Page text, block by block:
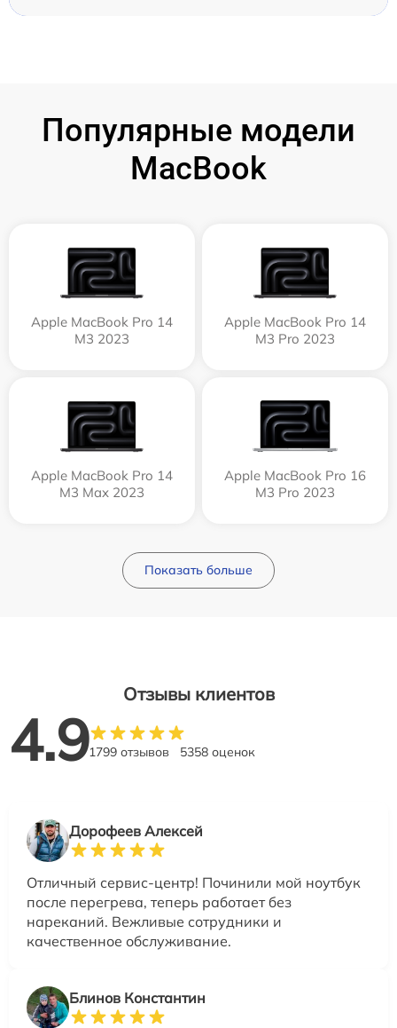
Популярные модели
MacBook
Apple MacBook Pro 14
M3 2023
Apple MacBook Pro 14
M3 Pro 2023
Apple MacBook Pro 14
M3 Max 2023
Apple MacBook Pro 16
M3 Pro 2023
Показать больше
Отзывы клиентов
4.91799 отзывов 5358 оценок
Дорофеев Алексей
Отличный сервис-центр! Починили мой ноутбук
после перегрева, теперь работает без
нареканий. Вежливые сотрудники и
качественное обслуживание.
Блинов Константин